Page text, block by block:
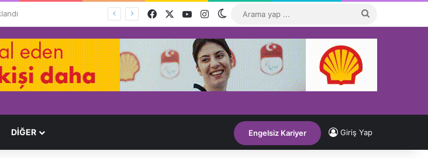
Facebook YouTubeInstagramDış görünümü değiştir
...
DİĞER Engelsiz Kariyer Giriş Yap